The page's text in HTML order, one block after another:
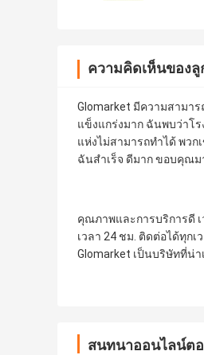
ความคิดเห็นของลู
Glomarket มีความสามาร
แข็งแกร่งมาก ฉันพบว่าโร
แห่งไม่สามารถทำได้ พวก
ฉันสำเร็จ ดีมาก ขอบคุณม
คุณภาพและการบริการดี เ
เวลา 24 ชม. ติดต่อได้ทุกเ
Glomarket เป็นบริษัทที่น่า
สนทนาออนไลน์ต